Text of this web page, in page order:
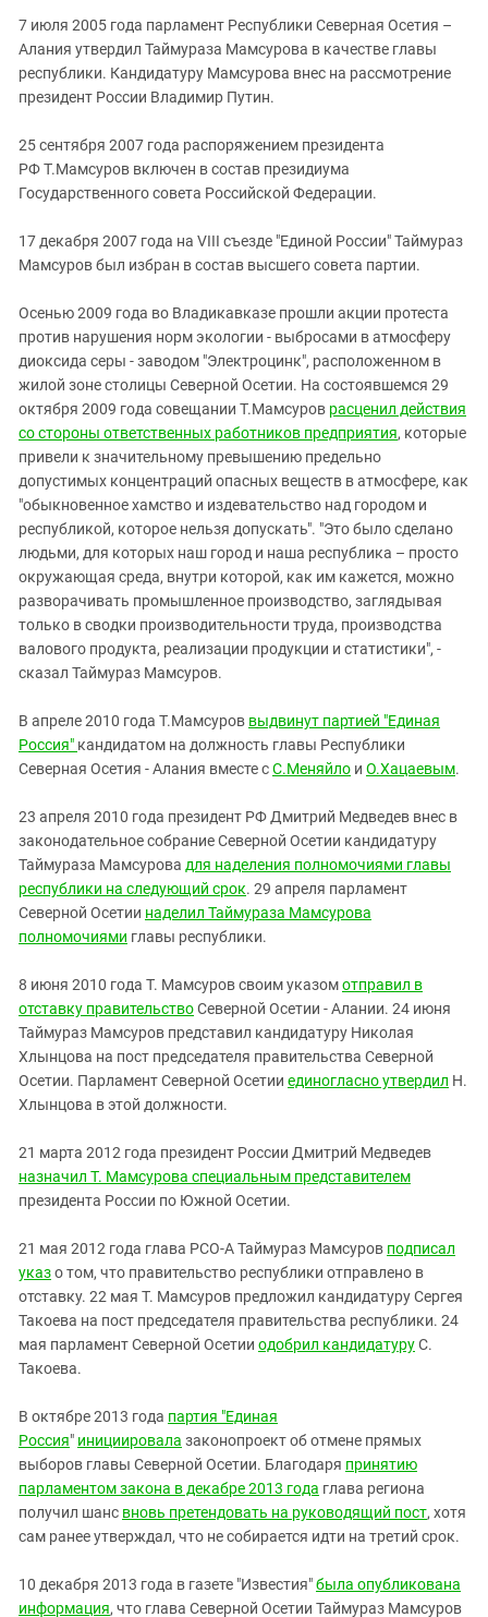
7 июля 2005 года парламент Республики Северная Осетия –
Алания утвердил Таймураза Мамсурова в качестве главы
республики. Кандидатуру Мамсурова внес на рассмотрение
президент России Владимир Путин.
25 сентября 2007 года распоряжением президента
РФ Т.Мамсуров включен в состав президиума
Государственного совета Российской Федерации.
17 декабря 2007 года на VIII съезде "Единой России" Таймураз
Мамсуров был избран в состав высшего совета партии.
Осенью 2009 года во Владикавказе прошли акции протеста
против нарушения норм экологии - выбросами в атмосферу
диоксида серы - заводом "Электроцинк", расположенном в
жилой зоне столицы Северной Осетии. На состоявшемся 29
октября 2009 года совещании Т.Мамсуров расценил действия
со стороны ответственных работников предприятия, которые
привели к значительному превышению предельно
допустимых концентраций опасных веществ в атмосфере, как
"обыкновенное хамство и издевательство над городом и
республикой, которое нельзя допускать". "Это было сделано
людьми, для которых наш город и наша республика – просто
окружающая среда, внутри которой, как им кажется, можно
разворачивать промышленное производство, заглядывая
только в сводки производительности труда, производства
валового продукта, реализации продукции и статистики", -
сказал Таймураз Мамсуров.
В апреле 2010 года Т.Мамсуров выдвинут партией "Единая
Россия" кандидатом на должность главы Республики
Северная Осетия - Алания вместе сС.Меняйло и О.Хацаевым.
23 апреля 2010 года президент РФ Дмитрий Медведев внес в
законодательное собрание Северной Осетии кандидатуру
Таймураза Мамсурова для наделения полномочиями главы
республики на следующий срок. 29 апреля парламент
Северной Осетии наделил Таймураза Мамсурова
полномочиями главы республики.
8 июня 2010 года Т. Мамсуров своим указомотправил в
отставку правительствоСеверной Осетии - Алании. 24 июня
Таймураз Мамсуров представил кандидатуру Николая
Хлынцова на пост председателя правительства Северной
Осетии. Парламент Северной Осетии единогласно утвердил Н.
Хлынцова в этой должности.
21 марта 2012 года президент России Дмитрий Медведев
назначил Т. Мамсурова специальным представителем
президента России по Южной Осетии.
21 мая 2012 года глава РСО-А Таймураз Мамсуров подписал
указо том, что правительство республики отправлено в
отставку. 22 мая Т. Мамсуров предложил кандидатуру Сергея
Такоева на пост председателя правительства республики. 24
мая парламент Северной Осетии одобрил кандидатуруС.
Такоева.
В октябре 2013 года партия "Единая
Россия" инициировала законопроект об отмене прямых
выборов главы Северной Осетии. Благодаря принятию
парламентом закона в декабре 2013 года глава региона
получил шанс вновь претендовать на руководящий пост, хотя
сам ранее утверждал, что не собирается идти на третий срок.
10 декабря 2013 года в газете "Известия"была опубликована
информация, что глава Северной Осетии Таймураз Мамсуров